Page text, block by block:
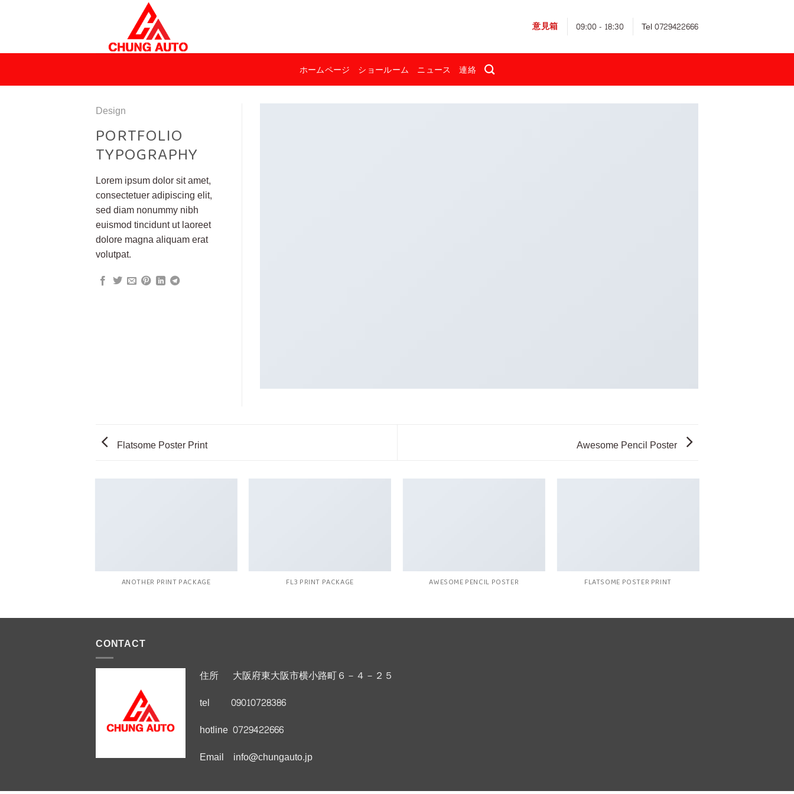
意見箱 09:00 - 18:30 Tel 0729422666
ホームページ ショールーム ニュース 連絡
Design
PORTFOLIO
TYPOGRAPHY
Lorem ipsum dolor sit amet,
consectetuer adipiscing elit,
sed diam nonummy nibh
euismod tincidunt ut laoreet
dolore magna aliquam erat
volutpat.
Flatsome Poster Print Awesome Pencil Poster
ANOTHER PRINT PACKAGE FL3 PRINT PACKAGE AWESOME PENCIL POSTER FLATSOME POSTER PRINT
CONTACT
住所 大阪府東大阪市横小路町６－４－２５
tel 09010728386
hotline 0729422666
Email info@chungauto.jp